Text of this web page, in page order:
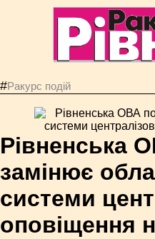
#Ракурс подій
Рівненська
замінює
системи
оповіщення